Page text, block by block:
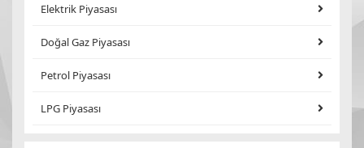
Elektrik Piyasası
Doğal Gaz Piyasası
Petrol Piyasası
LPG Piyasası